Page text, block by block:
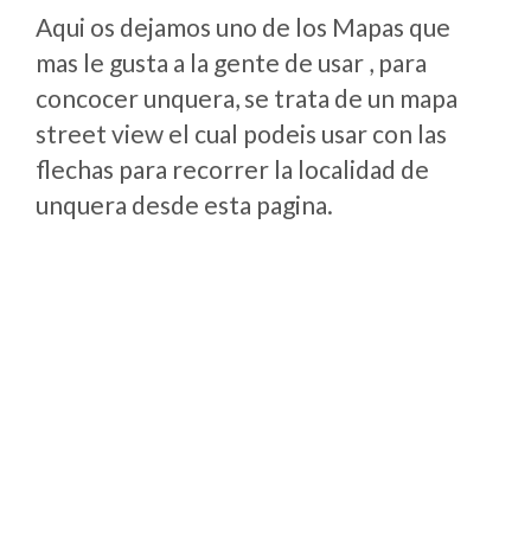
Aqui os dejamos uno de los Mapas que
mas le gusta a la gente de usar , para
concocer unquera, se trata de un mapa
street view el cual podeis usar con las
flechas para recorrer la localidad de
unquera desde esta pagina.